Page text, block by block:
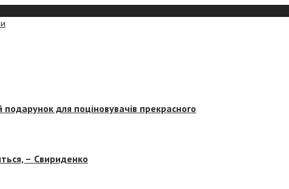
для поціновувачів прекрасного
– Свириденко